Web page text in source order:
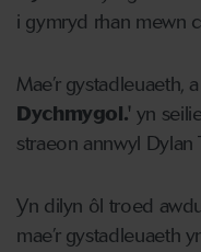
i gymryd rhan mewn
Mae’r gystadleuaeth,
Dychmygol.' yn
straeon annwyl Dylan
Yn dilyn ôl troed
mae’r gystadleuaeth